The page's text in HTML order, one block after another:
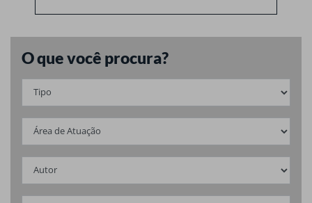
O que você procura?